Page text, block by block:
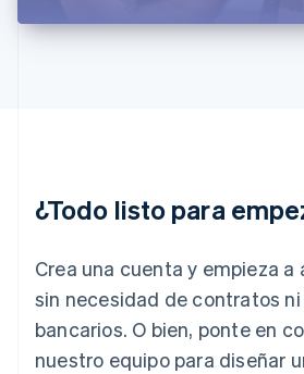
¿Todo listo para
Crea una cuenta y empieza a
sin necesidad de contratos
bancarios. O bien, ponte en
nuestro equipo para diseñar
India
Letonia
English
Deutsch English
Lituania
English
Luxemburgo
FrançaisDeutsch English